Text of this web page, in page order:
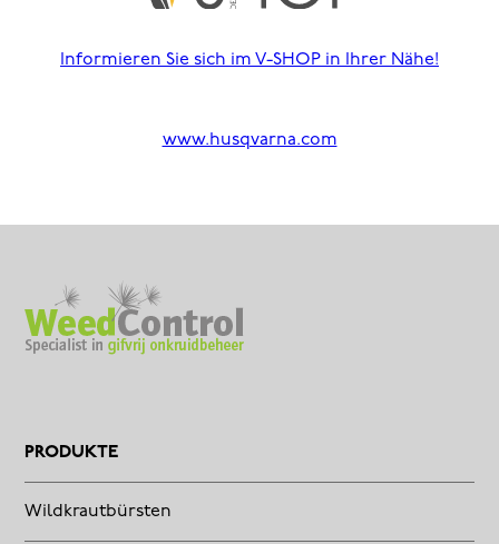
Informieren Sie sich im V-SHOP in Ihrer Nähe!
www.husqvarna.com
PRODUKTE
Wildkrautbürsten